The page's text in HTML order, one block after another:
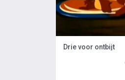
Drie voor ontbijt